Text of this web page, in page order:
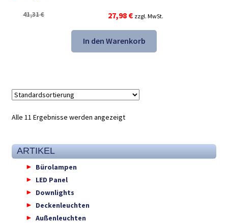
41,31€
Ursprünglicher
war:
41,31 €
27,98 €Aktueller
ist:
27,98 €.
zzgl. MwSt.
In den Warenkorb
Alle 11 Ergebnisse werden angezeigt
ARTIKEL
Bürolampen
LED Panel
Downlights
Deckenleuchten
Außenleuchten